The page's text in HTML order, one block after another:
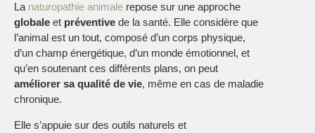
La naturopathie animale repose sur une approche
globale et préventive de la santé. Elle considère que
l’animal est un tout, composé d’un corps physique,
d’un champ énergétique, d’un monde émotionnel, et
qu’en soutenant ces différents plans, on peut
améliorer sa qualité de vie, même en cas de maladie
chronique.
Elle s’appuie sur des outils naturels et